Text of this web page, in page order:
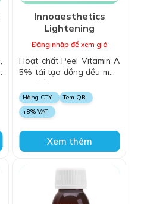
Innoaesthetics
Lightening
Đăng nhập để xem giá
Hoạt chất Peel Vitamin A
5% tái tạo đồng đều màu
da, điều trị mụn bã, thâm
sau mụn
Hàng CTY
Tem QR
+8% VAT
Xem thêm